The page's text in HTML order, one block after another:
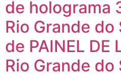
de holograma
Rio Grande
de PAINEL DE
Rio Grande do